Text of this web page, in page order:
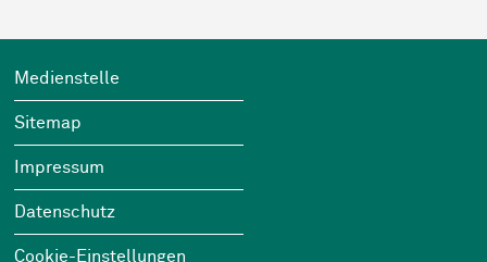
Footer
Wichtige Links
Medienstelle
Sitemap
Impressum
Datenschutz
Cookie-Einstellungen